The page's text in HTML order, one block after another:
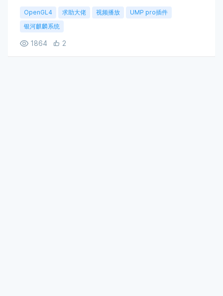
OpenGL4 求助大佬 视频播放
UMP pro插件
银河麒麟系统
1864 2